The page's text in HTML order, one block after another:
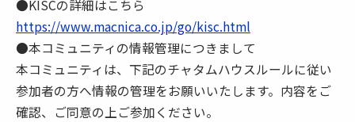
●KISCの詳細はこちら
https://www.macnica.co.jp/go/kisc.html
●本コミュニティの情報管理につきまして
本コミュニティは、下記のチャタムハウスルールに従い
参加者の方へ情報の管理をお願いいたします。内容をご
確認、ご同意の上ご参加ください。